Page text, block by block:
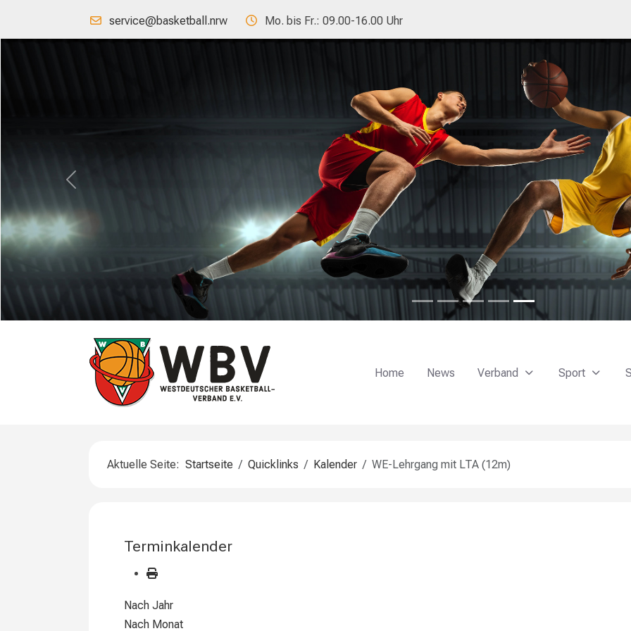
service@basketball.nrw Mo. bis Fr.: 09.00-16.00 Uhr
Previous
Home News Verband Sport
Aktuelle Seite: Startseite Quicklinks Kalender WE-Lehrgang mit LTA (12m)
Terminkalender
Nach Jahr
Nach Monat